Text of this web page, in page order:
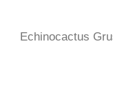
Echinocactus